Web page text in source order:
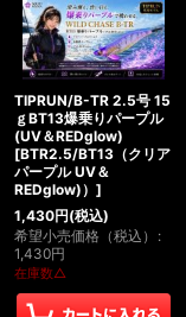
TIPRUN/B-TR 2.5号 15
ｇBT13爆乗りパープル
(UV＆REDglow)
[BTR2.5/BT13（クリア
パープル UV＆
REDglow)） ]
1,430円(税込)
希望小売価格（税込） :
1,430円
在庫数△